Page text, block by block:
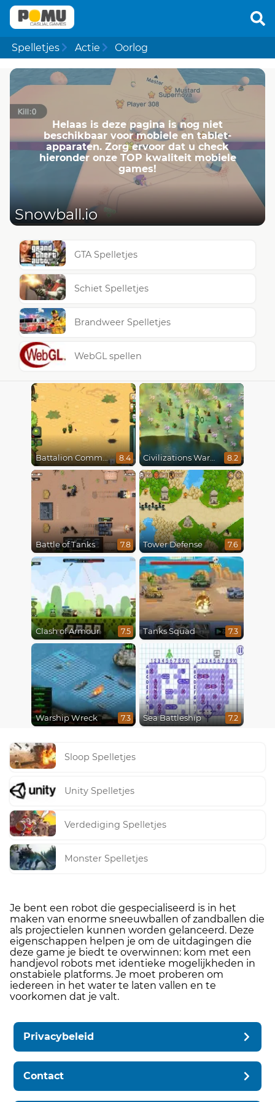
Spelletjes Actie Oorlog
Helaas is deze pagina is nog niet
beschikbaar voor mobiele en tablet-
apparaten. Zorg ervoor dat u check
hieronder onze TOP kwaliteit mobiele
games!
Snowball.io
GTA Spelletjes
Schiet Spelletjes
Brandweer Spelletjes
WebGL spellen
Battalion Commander 8.4 Civilizations Wars Master Edition 8.2
Battle of Tanks 7.8 Tower Defense 7.6
Clash of Armour 7.5 Tanks Squad 7.3
Warship Wreck 7.3 Sea Battleship 7.2
Sloop Spelletjes
Unity Spelletjes
Verdediging Spelletjes
Monster Spelletjes
Je bent een robot die gespecialiseerd is in het
maken van enorme sneeuwballen of zandballen die
als projectielen kunnen worden gelanceerd. Deze
eigenschappen helpen je om de uitdagingen die
deze game je biedt te overwinnen: kom met een
handjevol robots met identieke mogelijkheden in
onstabiele platforms. Je moet proberen om
iedereen in het water te laten vallen en te
voorkomen dat je valt.
Privacybeleid
Contact